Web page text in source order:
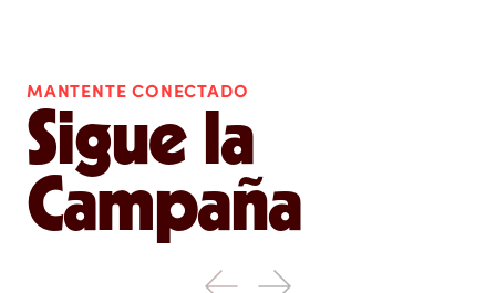
MANTENTE CONECTADO
Sigue la
Campaña